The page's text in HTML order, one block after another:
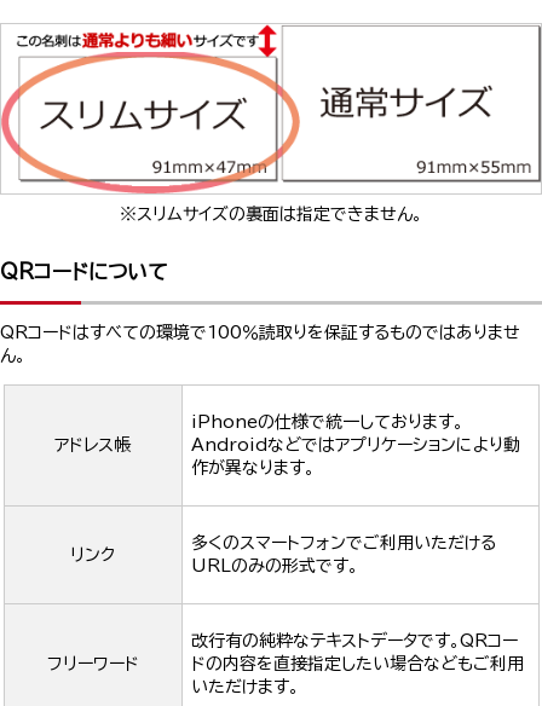
※スリムサイズの裏面は指定できません。
QRコードについて
QRコードはすべての環境で100％読取りを保証するものではありませ
ん。
アドレス帳
iPhoneの仕様で統一しております。
Androidなどではアプリケーションにより動
作が異なります。
リンク
多くのスマートフォンでご利用いただける
URLのみの形式です。
フリーワード
改行有の純粋なテキストデータです。QRコー
ドの内容を直接指定したい場合などもご利用
いただけます。